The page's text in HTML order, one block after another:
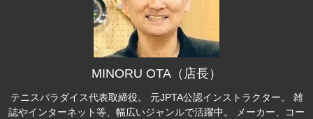
MINORU OTA（店長）
テニスパラダイス代表取締役。 元JPTA公認インストラクター。 雑
誌やインターネット等、幅広いジャンルで活躍中。 メーカー、コー